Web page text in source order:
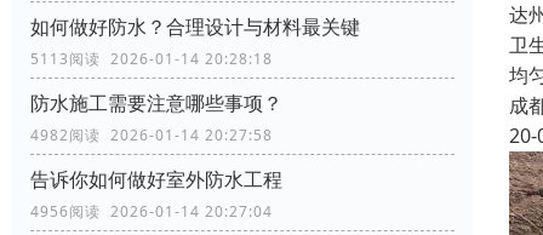
如何做好防水？合理设计与材料最关键
5113阅读 2026-01-14 20:28:18
防水施工需要注意哪些事项？
4982阅读 2026-01-14 20:27:58
告诉你如何做好室外防水工程
4956阅读 2026-01-14 20:27:04
达
卫
均
成
20-